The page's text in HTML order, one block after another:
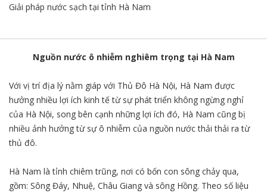
Giải pháp nước sạch tại tỉnh Hà Nam
Nguồn nước ô nhiễm nghiêm trọng tại Hà Nam
Với vị trí địa lý nằm giáp với Thủ Đô Hà Nội, Hà Nam được
hưởng nhiều lợi ích kinh tế từ sự phát triển không ngừng nghỉ
của Hà Nội, song bên cạnh những lợi ích đó, Hà Nam cũng bị
nhiều ảnh hưởng từ sự ô nhiễm của nguồn nước thải thải ra từ
thủ đô.
Hà Nam là tỉnh chiêm trũng, nơi có bốn con sông chảy qua,
gồm: Sông Đáy, Nhuệ, Châu Giang và sông Hồng. Theo số liệu